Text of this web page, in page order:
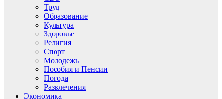
Труд
Образование
Культура
Здоровье
Религия
Спорт
Молодежь
Пособия и Пенсии
Погода
Развлечения
Экономика